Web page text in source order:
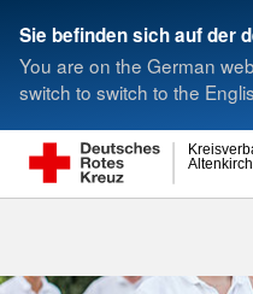
Sie befinden sich auf der
You are on the German
switch to switch to the